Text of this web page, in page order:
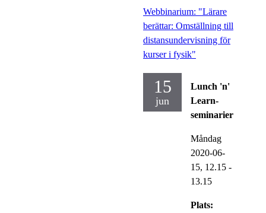
Webbinarium: "Lärare
berättar: Omställning till
distansundervisning för
kurser i fysik"
15
jun
Lunch 'n'
Learn-
seminarier
Måndag
2020-06-
15, 12.15 -
13.15
Plats: